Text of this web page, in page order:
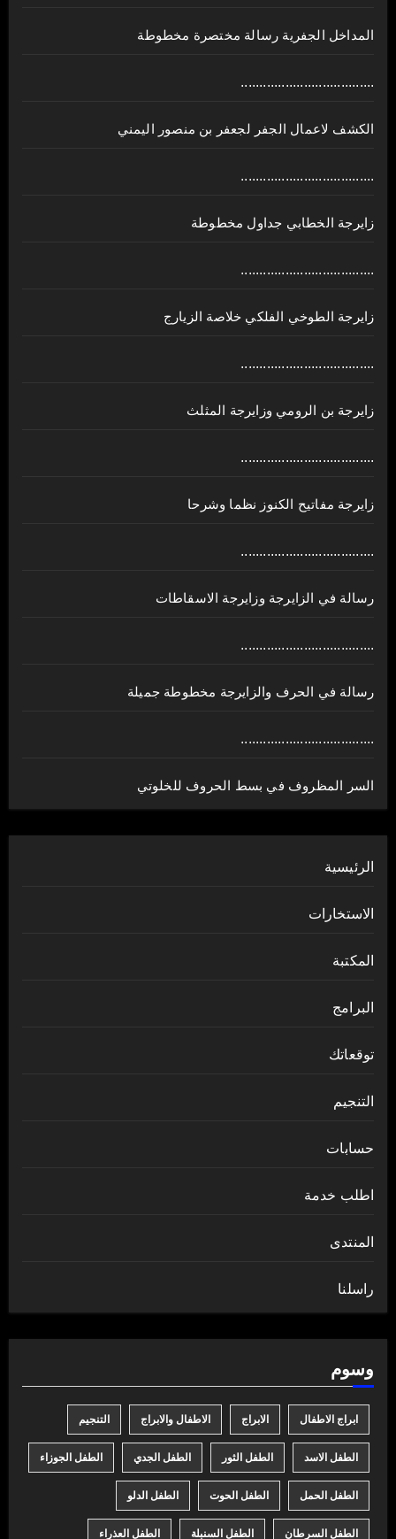
المداخل الجفرية رسالة مختصرة مخطوطة
....................................
الكشف لاعمال الجفر لجعفر بن منصور اليمني
....................................
زايرجة الخطابي جداول مخطوطة
....................................
زايرجة الطوخي الفلكي خلاصة الزيارج
....................................
زايرجة بن الرومي وزايرجة المثلث
....................................
زايرجة مفاتيح الكنوز نظما وشرحا
....................................
رسالة في الزايرجة وزايرجة الاسقاطات
....................................
رسالة في الحرف والزايرجة مخطوطة جميلة
....................................
السر المظروف في بسط الحروف للخلوتي
الرئيسية
الاستخارات
المكتبة
البرامج
توقعاتك
التنجيم
حسابات
اطلب خدمة
المنتدى
راسلنا
وسوم
ابراج الاطفال الابراج الاطفال والابراج التنجيم
الطفل الاسد الطفل الثور الطفل الجدي الطفل الجوزاء
الطفل الحمل الطفل الحوت الطفل الدلو
الطفل السرطان الطفل السنبلة الطفل العذراء